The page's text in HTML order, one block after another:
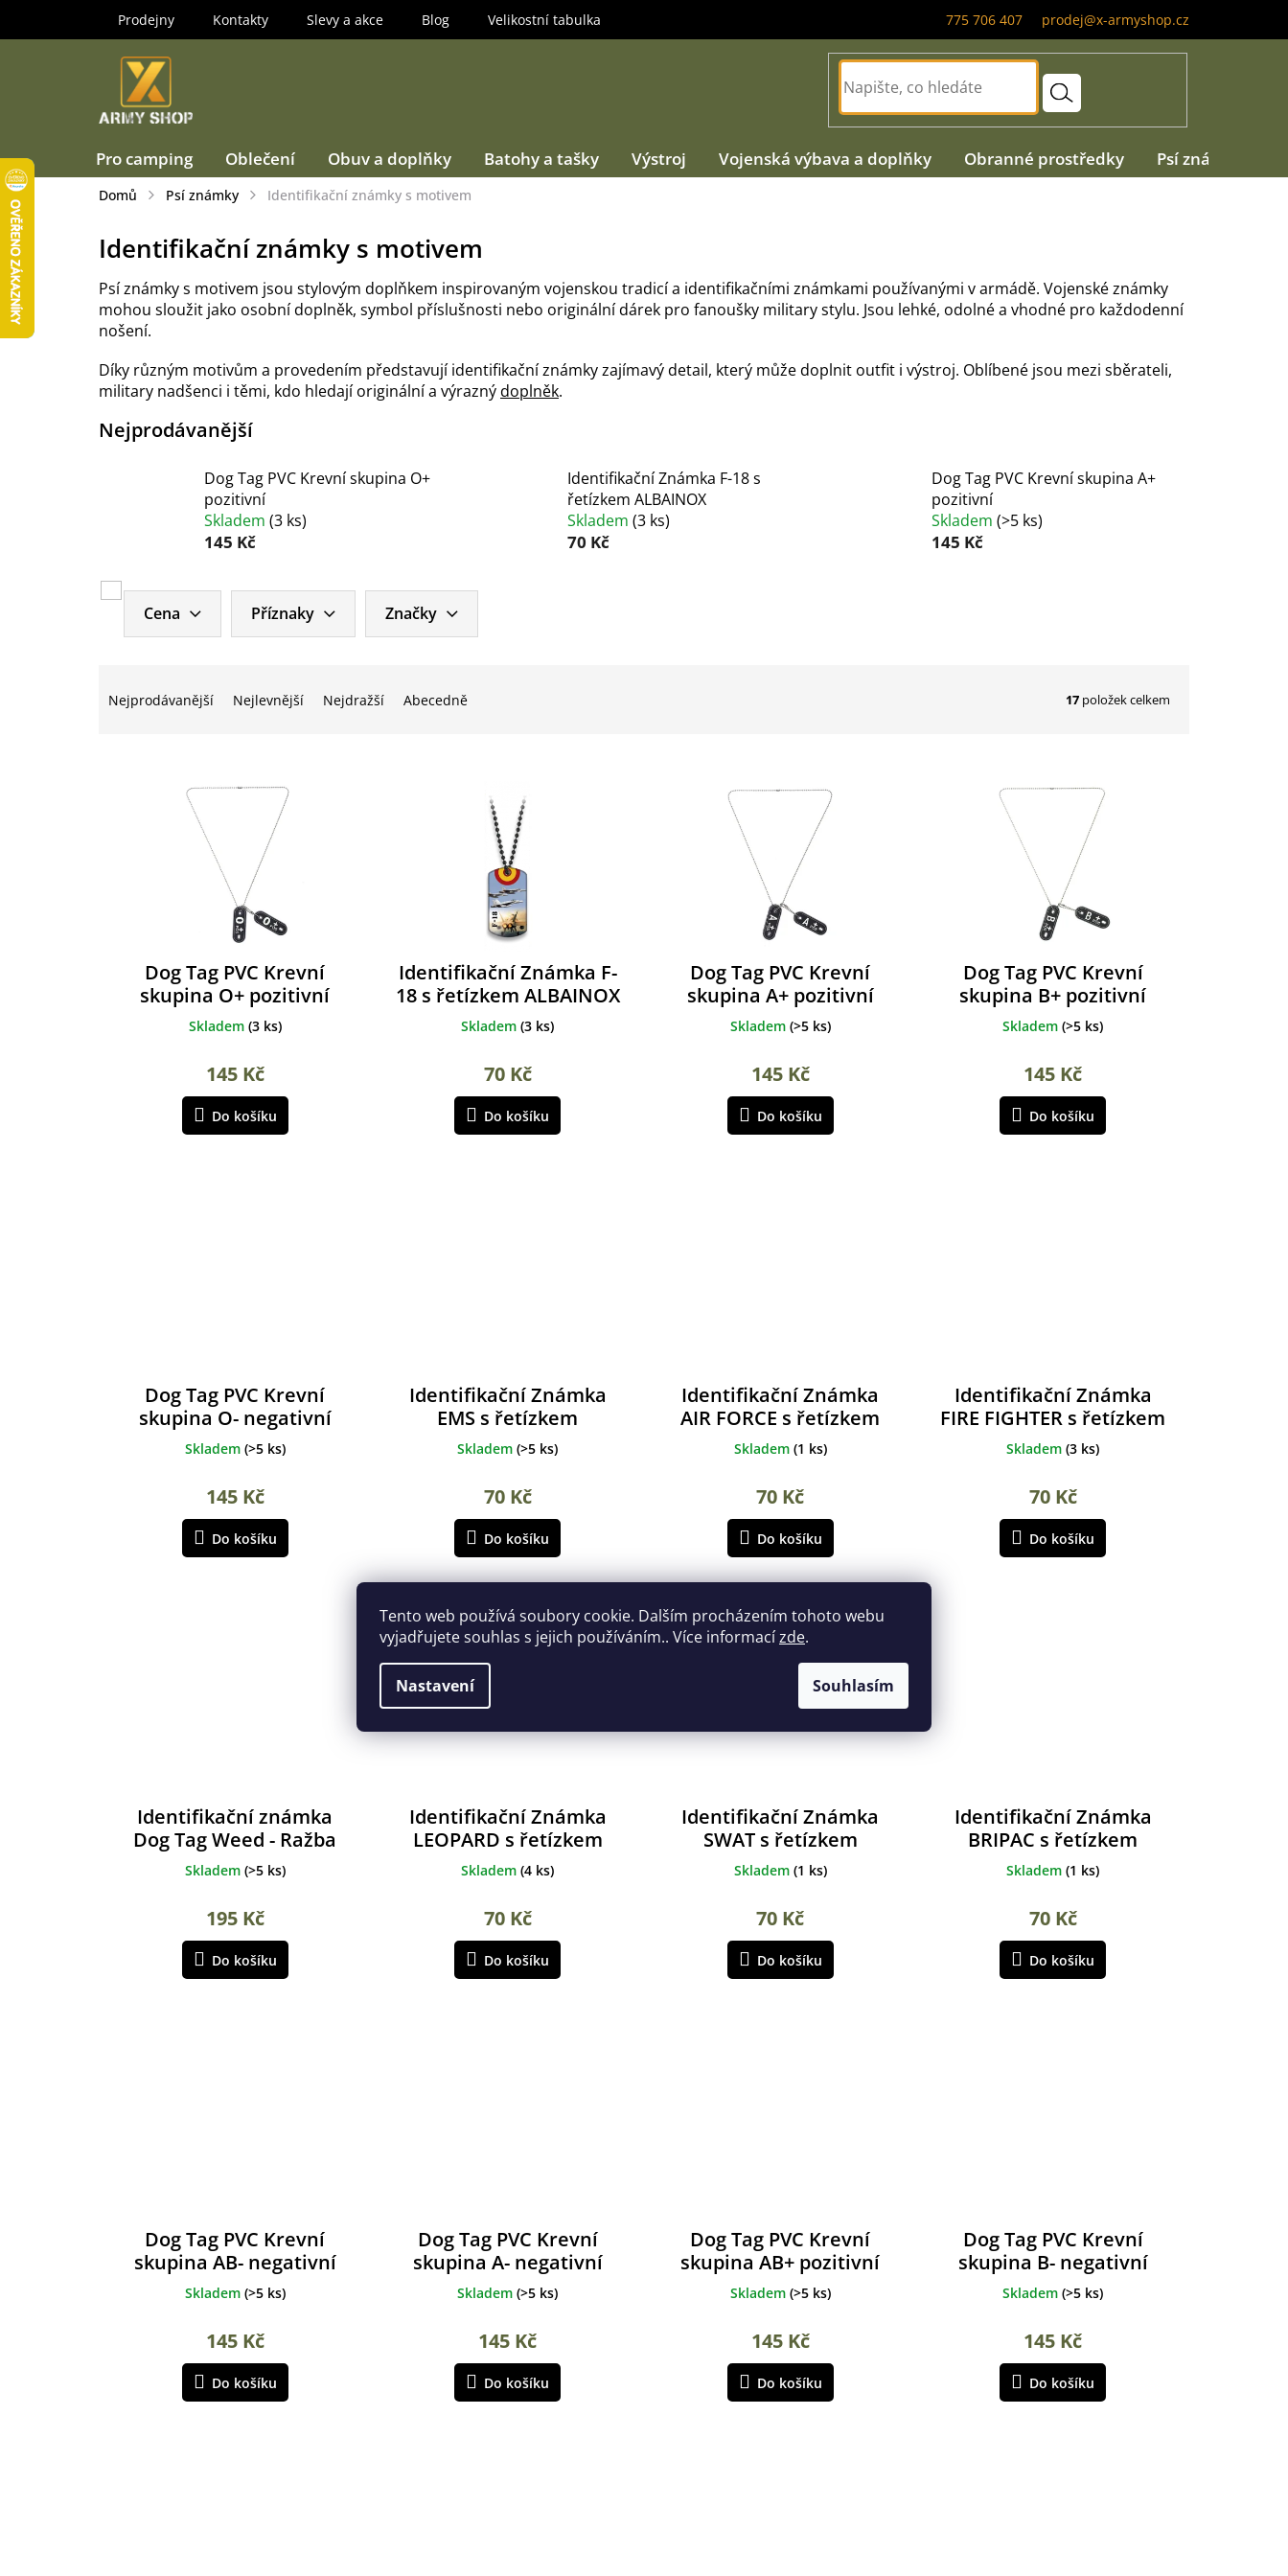
Tento web používá soubory cookie. Dalším procházením tohoto webu
vyjadřujete souhlas s jejich používáním.. Více informacízde.
Nastavení Souhlasím
775 706 407 prodej@x-armyshop.cz
Prodejny Kontakty Slevy a akce Blog Velikostní tabulka
Pro camping Oblečení Obuv a doplňky Batohy a tašky Výstroj Vojenská výbava a doplňky Obranné prostředky Psí známky
Domů Psí známky Identifikační známky s motivem
Identifikační známky s motivem
Psí známky s motivem jsou stylovým doplňkem inspirovaným vojenskou tradicí a identifikačními známkami používanými v armádě. Vojenské známky
mohou sloužit jako osobní doplněk, symbol příslušnosti nebo originální dárek pro fanoušky military stylu. Jsou lehké, odolné a vhodné pro každodenní
nošení.
Díky různým motivům a provedením představují identifikační známky zajímavý detail, který může doplnit outfit i výstroj. Oblíbené jsou mezi sběrateli,
military nadšenci i těmi, kdo hledají originální a výraznýdoplněk.
Nejprodávanější
Dog Tag PVC Krevní skupina O+
pozitivní
Skladem (3 ks)
145 Kč
Identifikační Známka F-18 s
řetízkem ALBAINOX
Skladem(3 ks)
70 Kč
Dog Tag PVC Krevní skupina A+
pozitivní
Skladem (>5 ks)
145 Kč
Nejprodávanější Nejlevnější Nejdražší Abecedně 17 položek celkem
Značky
Příznaky
Cena
V
Dog Tag PVC Krevní
skupina O+ pozitivní
Skladem (3 ks)
145 Kč
Do košíku
Identifikační Známka F-
18 s řetízkem ALBAINOX
Skladem(3 ks)
70 Kč
Do košíku
Dog Tag PVC Krevní
skupina A+ pozitivní
Skladem (>5 ks)
145 Kč
Do košíku
Dog Tag PVC Krevní
skupina B+ pozitivní
Skladem(>5 ks)
145 Kč
Do košíku
Dog Tag PVC Krevní
skupina O- negativní
Skladem (>5 ks)
145 Kč
Do košíku
Identifikační Známka
EMS s řetízkem
ALBAINOX
Skladem(>5 ks)
70 Kč
Do košíku
Identifikační Známka
AIR FORCE s řetízkem
ALBAINOX
Skladem (1 ks)
70 Kč
Do košíku
Identifikační Známka
FIRE FIGHTER s řetízkem
ALBAINOX
Skladem(3 ks)
70 Kč
Do košíku
Identifikační známka
Dog Tag Weed - Ražba
Skladem (>5 ks)
195 Kč
Do košíku
Identifikační Známka
LEOPARD s řetízkem
ALBAINOX
Skladem(4 ks)
70 Kč
Do košíku
Identifikační Známka
SWAT s řetízkem
ALBAINOX
Skladem (1 ks)
70 Kč
Do košíku
Identifikační Známka
BRIPAC s řetízkem
ALBAINOX
Skladem(1 ks)
70 Kč
Do košíku
Dog Tag PVC Krevní
skupina AB- negativní
Skladem (>5 ks)
145 Kč
Do košíku
Dog Tag PVC Krevní
skupina A- negativní
Skladem(>5 ks)
145 Kč
Do košíku
Dog Tag PVC Krevní
skupina AB+ pozitivní
Skladem (>5 ks)
145 Kč
Do košíku
Dog Tag PVC Krevní
skupina B- negativní
Skladem(>5 ks)
145 Kč
Do košíku